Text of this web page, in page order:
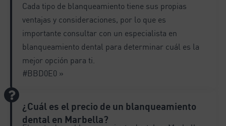
Cada tipo de blanqueamiento tiene sus propias
ventajas y consideraciones, por lo que es
importante consultar con un especialista en
blanqueamiento dental para determinar cuál es la
mejor opción para ti.
#BBD0E0 »
¿Cuál es el precio de un blanqueamiento
dental en Marbella?